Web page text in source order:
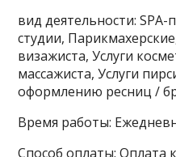
вид деятельности:
студии,
визажиста, Услуги
массажиста, Услуги
оформлению ресниц /
Время работы:
Способ оплаты: Оплата